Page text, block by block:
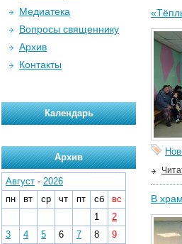
В
Медиатека
Вопросы священнику
Архив
Контакты
Календарь
Архив
Август - 2026
пн
вт ср чт пт сб
вс
1
2
3
4 5 6 7 8
9